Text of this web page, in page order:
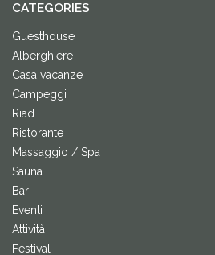
CATEGORIES
Guesthouse
Alberghiere
Casa vacanze
Campeggi
Riad
Ristorante
Massaggio / Spa
Sauna
Bar
Eventi
Attività
Festival